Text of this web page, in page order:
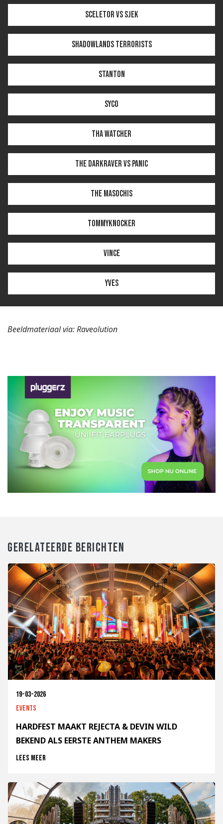
Sceletor vs Sjek
Shadowlands Terrorists
Stanton
Syco
Tha Watcher
The Darkraver vs Panic
The Masochis
Tommyknocker
Vince
Yves
Beeldmateriaal via: Raveolution
GERELATEERDE BERICHTEN
19-03-2026
Events
HARDFEST MAAKT REJECTA & DEVIN WILD
BEKEND ALS EERSTE ANTHEM MAKERS
Lees meer